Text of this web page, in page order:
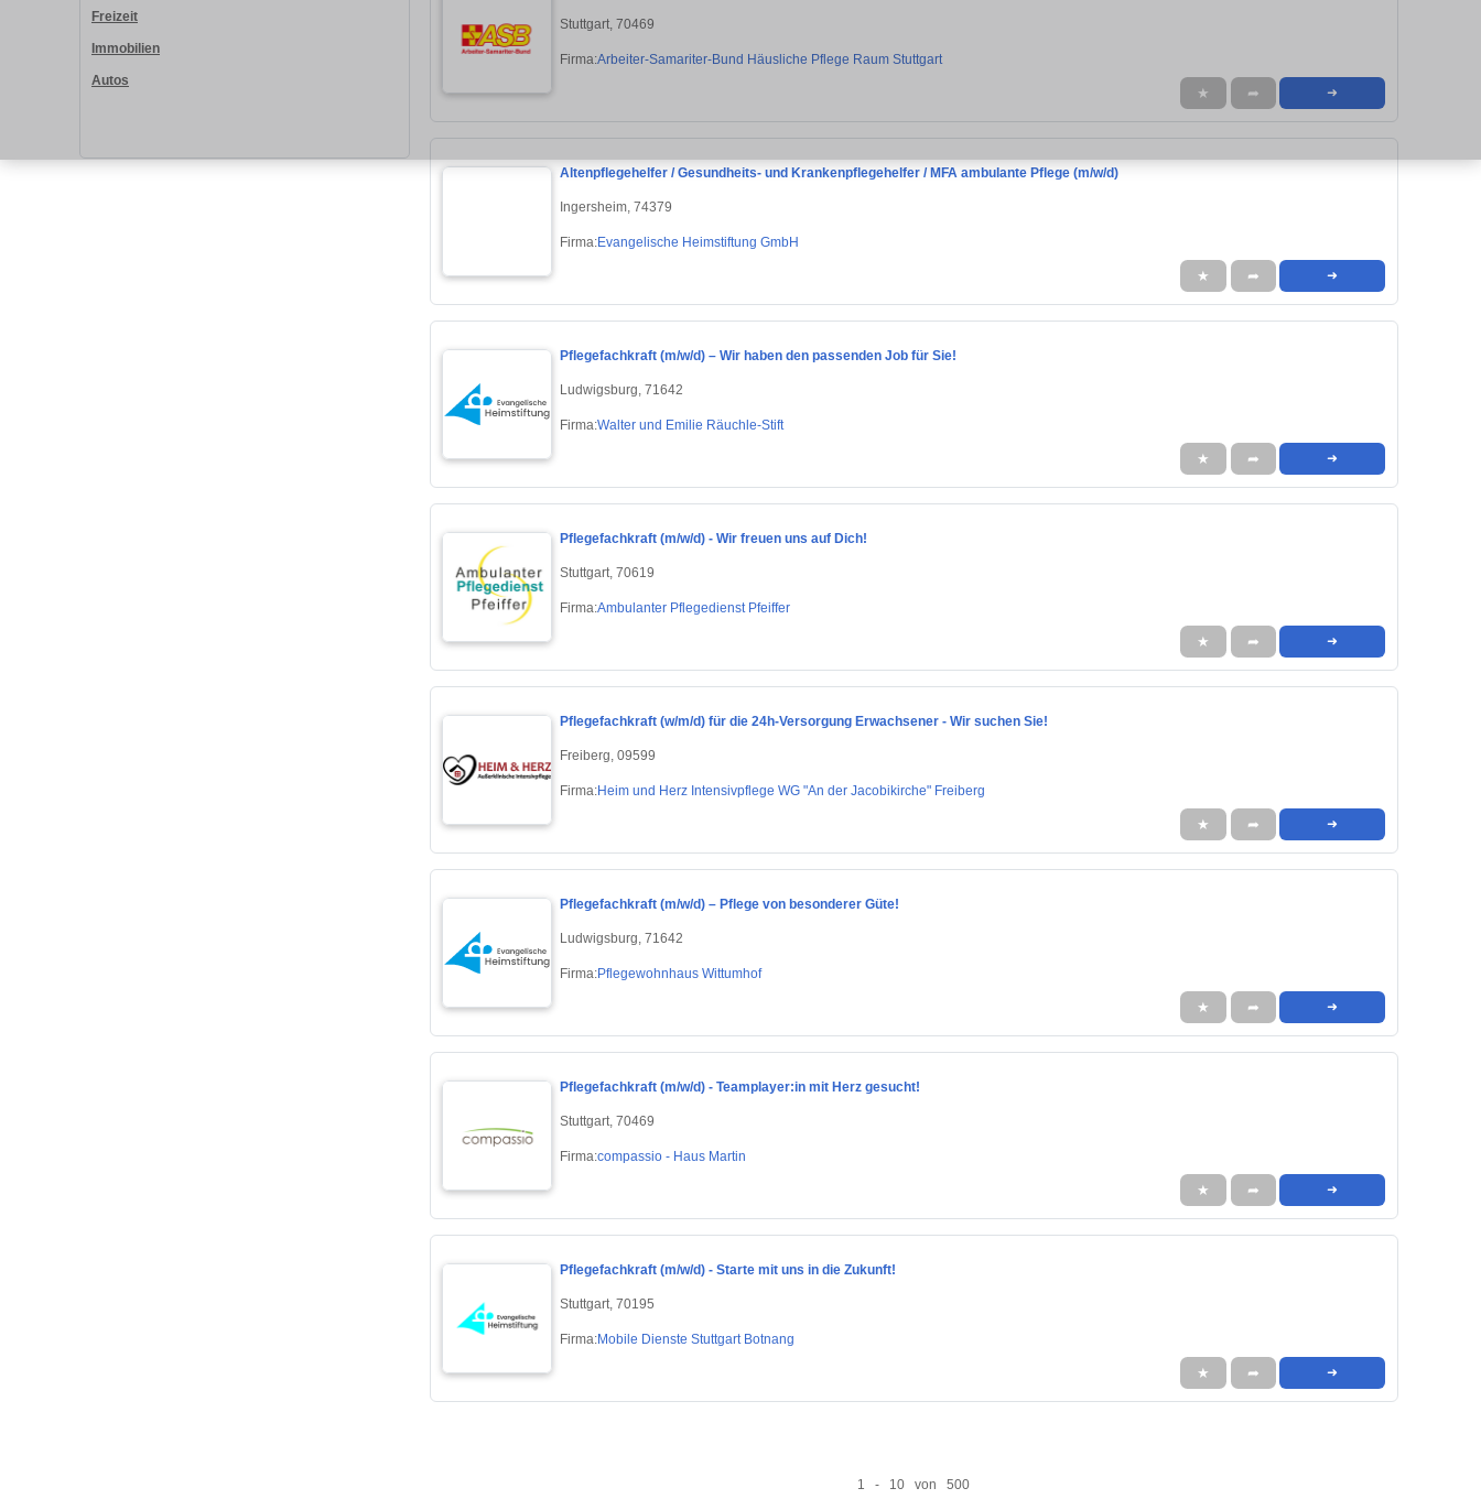
Freizeit
Immobilien
Autos
Stuttgart, 70469
Firma:Arbeiter-Samariter-Bund Häusliche Pflege Raum Stuttgart
★ ➦ ➜
Altenpflegehelfer / Gesundheits- und Krankenpflegehelfer / MFA ambulante Pflege (m/w/d)
Ingersheim, 74379
Firma:Evangelische Heimstiftung GmbH
★ ➦ ➜
Pflegefachkraft (m/w/d) – Wir haben den passenden Job für Sie!
Ludwigsburg, 71642
Firma:Walter und Emilie Räuchle-Stift
★ ➦ ➜
Pflegefachkraft (m/w/d) - Wir freuen uns auf Dich!
Stuttgart, 70619
Firma:Ambulanter Pflegedienst Pfeiffer
★ ➦ ➜
Pflegefachkraft (w/m/d) für die 24h-Versorgung Erwachsener - Wir suchen Sie!
Freiberg, 09599
Firma:Heim und Herz Intensivpflege WG "An der Jacobikirche" Freiberg
★ ➦ ➜
Pflegefachkraft (m/w/d) – Pflege von besonderer Güte!
Ludwigsburg, 71642
Firma:Pflegewohnhaus Wittumhof
★ ➦ ➜
Pflegefachkraft (m/w/d) - Teamplayer:in mit Herz gesucht!
Stuttgart, 70469
Firma:compassio - Haus Martin
★ ➦ ➜
Pflegefachkraft (m/w/d) - Starte mit uns in die Zukunft!
Stuttgart, 70195
Firma:Mobile Dienste Stuttgart Botnang
★ ➦ ➜
1 - 10 von 500